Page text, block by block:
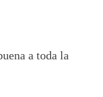
a toda la